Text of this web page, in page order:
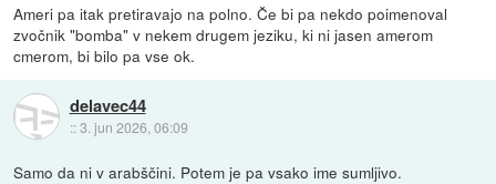
Ameri pa itak pretiravajo na polno. Če bi pa nekdo poimenoval
zvočnik "bomba" v nekem drugem jeziku, ki ni jasen amerom
cmerom, bi bilo pa vse ok.
delavec44
::3. jun 2026, 06:09
Samo da ni v arabščini. Potem je pa vsako ime sumljivo.